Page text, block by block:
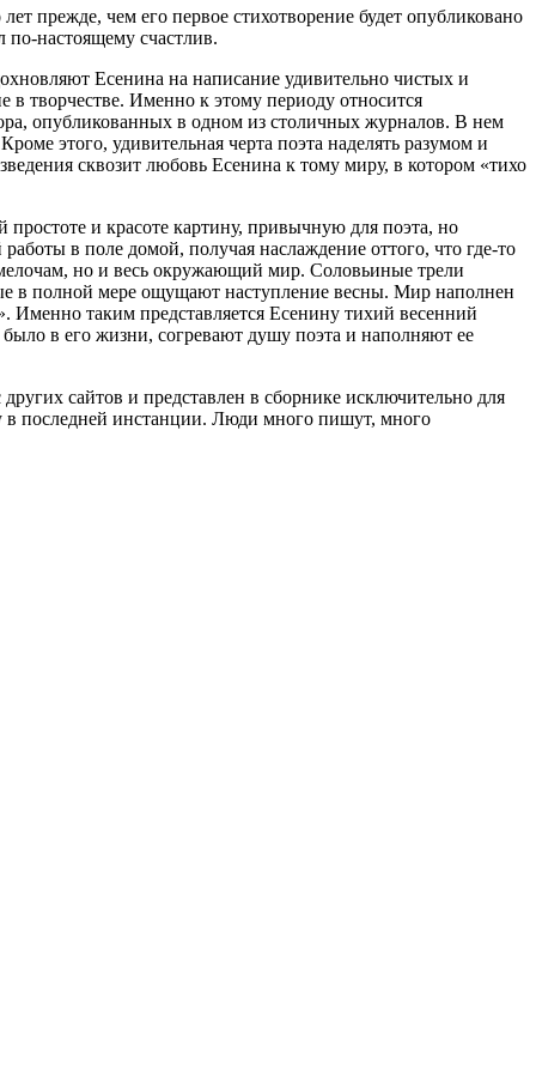
прежде, чем его первое стихотворение будет опубликовано
по-настоящему счастлив.
Есенина на написание удивительно чистых и
в творчестве. Именно к этому периоду относится
опубликованных в одном из столичных журналов. В нем
этого, удивительная черта поэта наделять разумом и
сквозит любовь Есенина к тому миру, в котором «тихо
простоте и красоте картину, привычную для поэта, но
в поле домой, получая наслаждение оттого, что где-то
но и весь окружающий мир. Соловьиные трели
в полной мере ощущают наступление весны. Мир наполнен
Именно таким представляется Есенину тихий весенний
в его жизни, согревают душу поэта и наполняют ее
сайтов и представлен в сборнике исключительно для
в последней инстанции. Люди много пишут, много